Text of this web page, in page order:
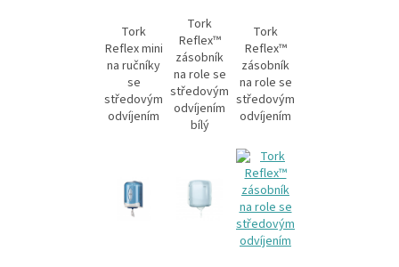
Tork
Reflex mini
na ručníky
se
středovým
odvíjením
Tork
Reflex™
zásobník
na role se
středovým
odvíjením
bílý
Tork
Reflex™
zásobník
na role se
středovým
odvíjením